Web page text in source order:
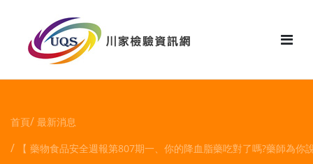
首頁 最新消息
【 藥物食品安全週報第807期一、你的降血脂藥吃對了嗎?藥師為